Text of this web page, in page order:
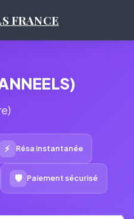
FRANCE
⚡ Résa instantanée
🛡 Paiement sécurisé